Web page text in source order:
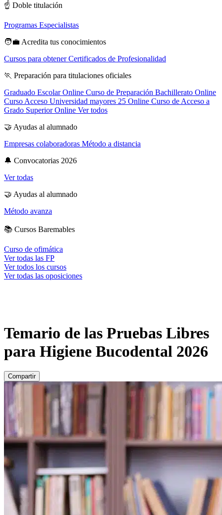
☝️ Doble titulación
Programas Especialistas
🧑‍💼 Acredita tus conocimientos
Cursos para obtener Certificados de Profesionalidad
🏃 Preparación para titulaciones oficiales
Graduado Escolar Online Curso de Preparación Bachillerato Online
Curso Acceso Universidad mayores 25 Online Curso de Acceso a
Grado Superior Online Ver todos
🤝 Ayudas al alumnado
Empresas colaboradoras Método a distancia
🔔 Convocatorias 2026
Ver todas
🤝 Ayudas al alumnado
Método avanza
📚 Cursos Baremables
Curso de ofimática
Ver todas las FP
Ver todos los cursos
Ver todas las oposiciones
Temario de las Pruebas Libres
para Higiene Bucodental 2026
Compartir